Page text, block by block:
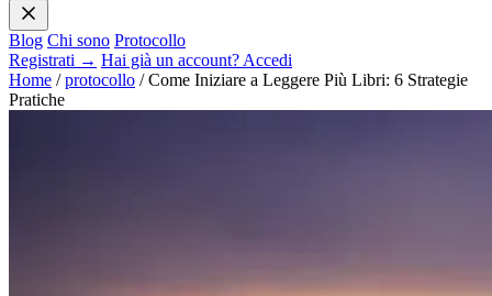
Blog Chi sono Protocollo
Registrati → Hai già un account? Accedi
Home / protocollo / Come Iniziare a Leggere Più Libri: 6 Strategie
Pratiche